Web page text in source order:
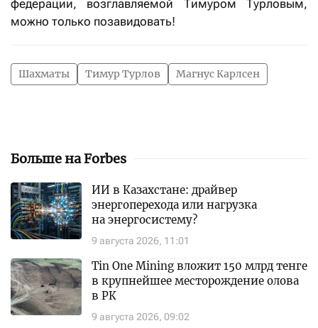
федерации, возглавляемой Тимуром Турловым,
можно только позавидовать!
Шахматы Тимур Турлов Магнус Карлсен
Больше на Forbes
9 августа 2026, 11:01
ИИ в Казахстане: драйвер
энергоперехода или нагрузка
на энергосистему?
9 августа 2026, 09:02
Tin One Mining вложит 150 млрд тенге
в крупнейшее месторождение олова
в РК